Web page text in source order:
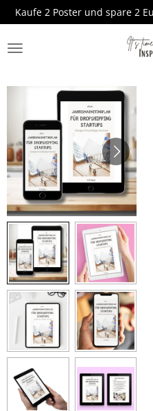
Zum
Hauptinhalt
springen
Kaufe 2 Poster und spare 2